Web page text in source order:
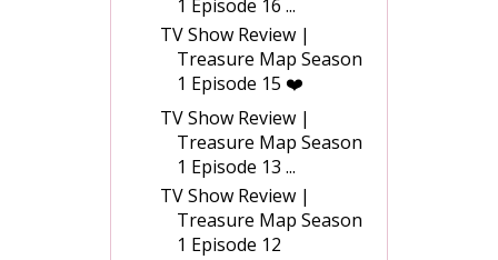
1 Episode 16 ...
TV Show Review |
Treasure Map Season
1 Episode 15 ❤️
TV Show Review |
Treasure Map Season
1 Episode 13 ...
TV Show Review |
Treasure Map Season
1 Episode 12